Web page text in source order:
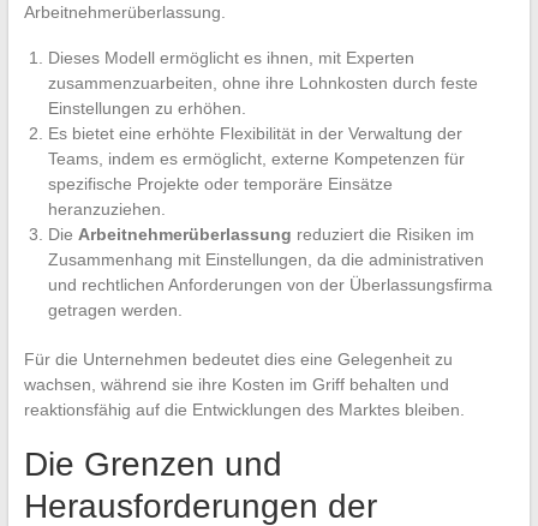
Arbeitnehmerüberlassung.
Dieses Modell ermöglicht es ihnen, mit Experten
zusammenzuarbeiten, ohne ihre Lohnkosten durch feste
Einstellungen zu erhöhen.
Es bietet eine erhöhte Flexibilität in der Verwaltung der
Teams, indem es ermöglicht, externe Kompetenzen für
spezifische Projekte oder temporäre Einsätze
heranzuziehen.
Die Arbeitnehmerüberlassung reduziert die Risiken im
Zusammenhang mit Einstellungen, da die administrativen
und rechtlichen Anforderungen von der Überlassungsfirma
getragen werden.
Für die Unternehmen bedeutet dies eine Gelegenheit zu
wachsen, während sie ihre Kosten im Griff behalten und
reaktionsfähig auf die Entwicklungen des Marktes bleiben.
Die Grenzen und
Herausforderungen der